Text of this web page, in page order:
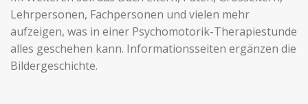
Lehrpersonen, Fachpersonen und vielen mehr
aufzeigen, was in einer Psychomotorik-Therapiestunde
alles geschehen kann. Informationsseiten ergänzen die
Bildergeschichte.